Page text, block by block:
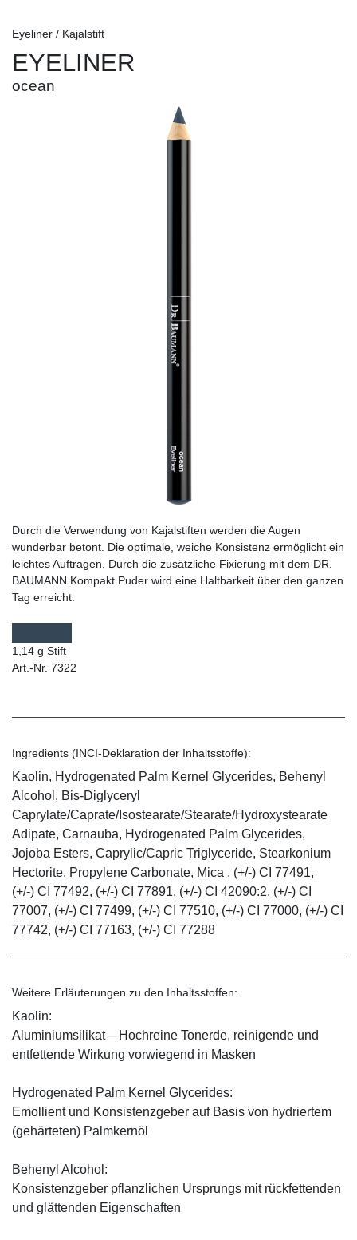
Eyeliner / Kajalstift
EYELINER
ocean
Durch die Verwendung von Kajalstiften werden die Augen
wunderbar betont. Die optimale, weiche Konsistenz ermöglicht ein
leichtes Auftragen. Durch die zusätzliche Fixierung mit dem DR.
BAUMANN Kompakt Puder wird eine Haltbarkeit über den ganzen
Tag erreicht.
1,14 g Stift
Art.-Nr. 7322
Ingredients (INCI-Deklaration der Inhaltsstoffe):
Kaolin, Hydrogenated Palm Kernel Glycerides, Behenyl
Alcohol, Bis-Diglyceryl
Caprylate/Caprate/Isostearate/Stearate/Hydroxystearate
Adipate, Carnauba, Hydrogenated Palm Glycerides,
Jojoba Esters, Caprylic/Capric Triglyceride, Stearkonium
Hectorite, Propylene Carbonate, Mica , (+/-) CI 77491,
(+/-) CI 77492, (+/-) CI 77891, (+/-) CI 42090:2, (+/-) CI
77007, (+/-) CI 77499, (+/-) CI 77510, (+/-) CI 77000, (+/-) CI
77742, (+/-) CI 77163, (+/-) CI 77288
Weitere Erläuterungen zu den Inhaltsstoffen:
Kaolin:
Aluminiumsilikat – Hochreine Tonerde, reinigende und
entfettende Wirkung vorwiegend in Masken
Hydrogenated Palm Kernel Glycerides:
Emollient und Konsistenzgeber auf Basis von hydriertem
(gehärteten) Palmkernöl
Behenyl Alcohol:
Konsistenzgeber pflanzlichen Ursprungs mit rückfettenden
und glättenden Eigenschaften